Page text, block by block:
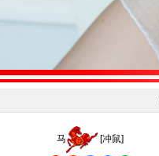
马 [冲鼠]